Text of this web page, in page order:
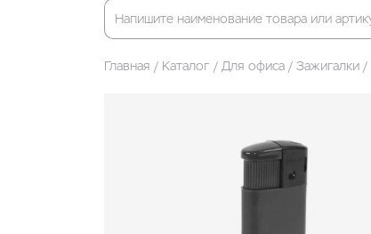
Главная Каталог Для офиса Зажигалки